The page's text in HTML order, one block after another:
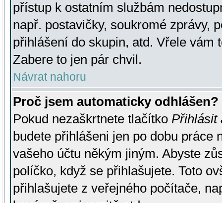
přístup k ostatním službám
např. postavičky, soukromé zprávy,
přihlášení do skupin, atd. Vřele vám
Zabere to jen pár chvil.
Návrat nahoru
Proč jsem automaticky odhlášen?
Pokud nezaškrtnete tlačítko Přihlásit
budete přihlášeni jen po dobu práce
vašeho účtu někým jiným. Abyste
políčko, když se přihlašujete. Toto
přihlašujete z veřejného počítače,